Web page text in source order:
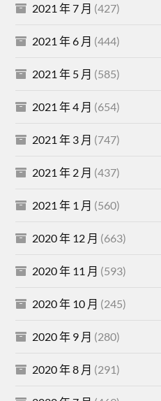
2021 年 7 月 (427)
2021 年 6 月 (444)
2021 年 5 月 (585)
2021 年 4 月 (654)
2021 年 3 月 (747)
2021 年 2 月 (437)
2021 年 1 月 (560)
2020 年 12 月 (663)
2020 年 11 月 (593)
2020 年 10 月 (245)
2020 年 9 月 (280)
2020 年 8 月 (291)